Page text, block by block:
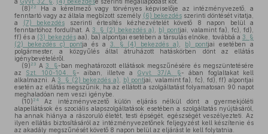
(8) 22
Ha a kérelmező vagy törvényes képviselője az intézményvezető, a
fenntartó vagy az általa megbízott személy (6) bekezdésszerinti döntését vitatja,
a
(7) bekezdés szerinti értesítés kézhezvételét követő 8 napon belül a
fenntartóhoz fordulhat. A 3. § (2) bekezdés a) b) pontjai, valamint fa), fc), fd),
ff) és a (3) bekezdésaa), ba) alpontjai esetében a társulás elnöke, továbbá a 3. §
(2) bekezdés c) pontja és a 3. § (4) bekezdés a) b) pontjai esetében a
polgármester, a közgyűlés által átruházott hatáskörben dönt az ellátás
igénybevételéről.
(9) 23 A 3. §-ban meghatározott ellátások megszűnésére és megszüntetésére
az Szt. 100-104. §- aiban, illetve a Gyvt. 37/A. §- ában foglaltakat kell
alkalmazni. A3. § (2) bekezdés a) b) pontjai, valamint fa), fc), fd), ff) alpontjai
esetén az ellátás megszűnik, ha az ellátott a szolgáltatást folyamatosan 90 napot
meghaladóan nem veszi igénybe.
(10) 24
Az intézményvezető külön eljárás nélkül dönt a gyermekjóléti
alapellátások és szociális alapszolgáltatások esetében a szolgáltatás nyújtásáról,
ha annak hiánya a rászoruló életét, testi épségét, egészségét veszélyezteti. Az
ilyen ellátás biztosításáról az intézményvezetőnek feljegyzést kell készítenie és
az akadály megszűnését követő 8 napon belül az eljárást le kell folytatnia.